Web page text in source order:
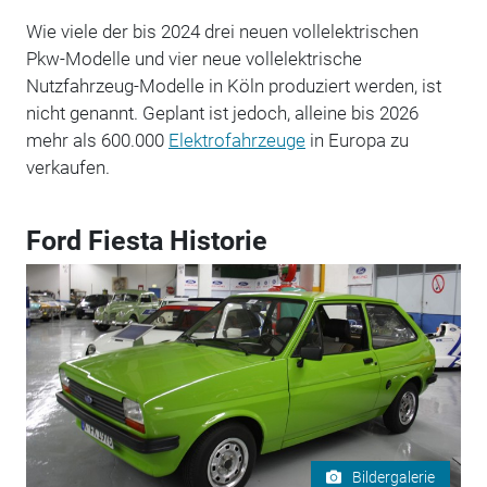
Wie viele der bis 2024 drei neuen vollelektrischen
Pkw-Modelle und vier neue vollelektrische
Nutzfahrzeug-Modelle in Köln produziert werden, ist
nicht genannt. Geplant ist jedoch, alleine bis 2026
mehr als 600.000 Elektrofahrzeugein Europa zu
verkaufen.
Ford Fiesta Historie
Bildergalerie